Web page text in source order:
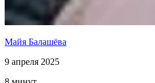
Майя Балашёва
9 апреля 2025